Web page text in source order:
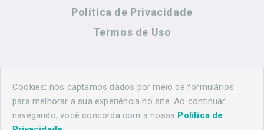
Política de Privacidade
Termos de Uso
Contato
(44) 99883-8883
Cookies: nós captamos dados por meio de formulários
para melhorar a sua experiência no site. Ao continuar
navegando, você concorda com a nossa Política de